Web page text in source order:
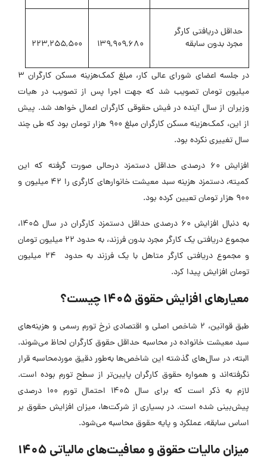
حداقل دریافتی کارگر
مجرد بدون سابقه
139,909,680
223,255,500
در جلسه اعضای شورای عالی کار، مبلغ کمک‌هزینه مسکن کارگران ۳
میلیون تومان تصویب شد که جهت اجرا پس از تصویب در هیات
وزیران از سال آینده در فیش حقوقی کارگران اعمال خواهد شد. پیش
از این، کمک‌هزینه مسکن کارگران مبلغ ۹۰۰ هزار تومان بود که طی چند
سال تغییری نکرده بود.
افزایش ۶۰ درصدی حداقل دستمزد درحالی صورت گرفته که این
کمیته، دستمزد هزینه سبد معیشت خانوارهای کارگری را ۴۲ میلیون و
۹۰۰ هزار تومان تعیین کرده بود.
به دنبال افزایش ۶۰ درصدی حداقل دستمزد کارگران در سال ۱۴۰۵،
مجموع دریافتی یک کارگر مجرد بدون فرزند، به حدود ۲۲ میلیون تومان
و مجموع دریافتی کارگر متاهل با یک فرزند به حدود ۲۴ میلیون
تومان افزایش پیدا کرد.
معیارهای افزایش حقوق 1405 چیست؟
طبق قوانین، 2 شاخص اصلی و اقتصادی نرخ تورم رسمی و هزینه‌های
سبد معیشت خانواده در محاسبه حداقل حقوق کارگران لحاظ می‌شوند.
البته، در سال‌های گذشته این شاخص‌ها به‌طور دقیق موردمحاسبه قرار
نگرفته‌اند و همواره حقوق کارگران پایین‌تر از سطح تورم بوده است.
لازم به ذکر است که برای سال 1405 احتمال تورم 100 درصدی
پیش‌بینی شده است. در بسیاری از شرکت‌ها، میزان افزایش حقوق بر
اساس سابقه، عملکرد و پایه حقوق محاسبه می‌شود.
میزان مالیات حقوق و معافیت‌های مالیاتی ۱۴۰۵